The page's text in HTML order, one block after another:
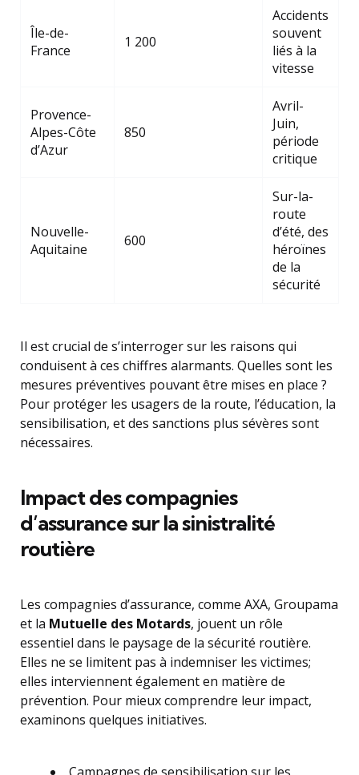
Île-de-
France
1 200
Accidents
souvent
liés à la
vitesse
Provence-
Alpes-Côte
d’Azur
850
Avril-
Juin,
période
critique
Nouvelle-
Aquitaine
600
Sur-la-
route
d’été, des
héroïnes
de la
sécurité
Il est crucial de s’interroger sur les raisons qui
conduisent à ces chiffres alarmants. Quelles sont les
mesures préventives pouvant être mises en place ?
Pour protéger les usagers de la route, l’éducation, la
sensibilisation, et des sanctions plus sévères sont
nécessaires.
Impact des compagnies
d’assurance sur la sinistralité
routière
Les compagnies d’assurance, comme AXA, Groupama
et la Mutuelle des Motards, jouent un rôle
essentiel dans le paysage de la sécurité routière.
Elles ne se limitent pas à indemniser les victimes;
elles interviennent également en matière de
prévention. Pour mieux comprendre leur impact,
examinons quelques initiatives.